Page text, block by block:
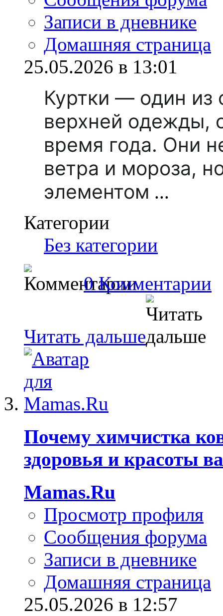
Записи в дневнике
Домашняя страница
25.05.2026 в 13:01
Куртки — один из
верхней одежды,
время года. Они
ветра и мороза,
элементом ...
Категории
Без категории
0 Комментарии
Читать дальше
Почему химчистка
здоровья и красоты
Mamas.Ru
Просмотр профиля
Сообщения форума
Записи в дневнике
Домашняя страница
25.05.2026 в 12:57